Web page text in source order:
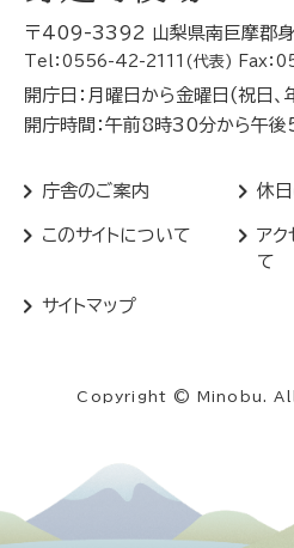
〒409-3392 山梨県南巨摩郡
Tel：0556-42-2111(代表) Fax：
開庁日：月曜日から金曜日(祝日
開庁時間：午前8時30分から午
庁舎のご案内 休
このサイトについて
アク
て
サイトマップ
Copyright © Minobu.